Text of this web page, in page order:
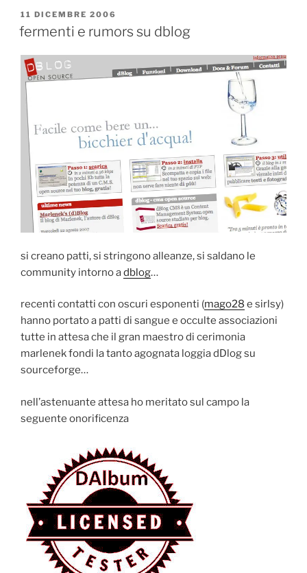
PUBBLICATO
IL
11 DICEMBRE 2006
fermenti e rumors su dblog
si creano patti, si stringono alleanze, si saldano le
community intorno adblog…
recenti contatti con oscuri esponenti (mago28 e sirlsy)
hanno portato a patti di sangue e occulte associazioni
tutte in attesa che il gran maestro di cerimonia
marlenek fondi la tanto agognata loggia dDlog su
sourceforge…
nell’astenuante attesa ho meritato sul campo la
seguente onorificenza